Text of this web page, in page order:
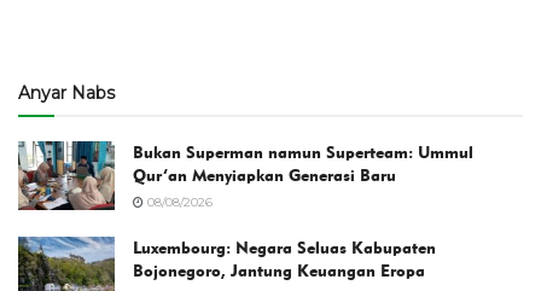
Anyar Nabs
Bukan Superman namun Superteam: Ummul
Qur’an Menyiapkan Generasi Baru
08/08/2026
Luxembourg: Negara Seluas Kabupaten
Bojonegoro, Jantung Keuangan Eropa